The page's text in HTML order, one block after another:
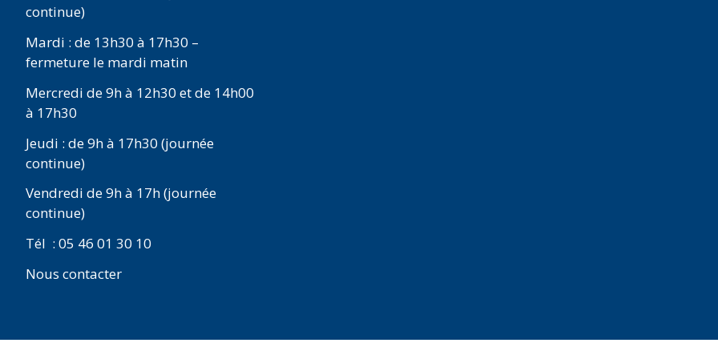
continue)
Mardi : de 13h30 à 17h30 –
fermeture le mardi matin
Mercredi de 9h à 12h30 et de 14h00
à 17h30
Jeudi : de 9h à 17h30 (journée
continue)
Vendredi de 9h à 17h (journée
continue)
Tél : 05 46 01 30 10
Nous contacter